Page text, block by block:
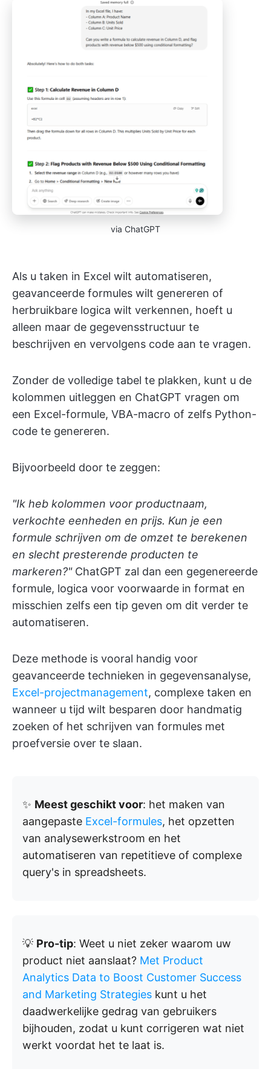
via ChatGPT
Als u taken in Excel wilt automatiseren,
geavanceerde formules wilt genereren of
herbruikbare logica wilt verkennen, hoeft u
alleen maar de gegevensstructuur te
beschrijven en vervolgens code aan te vragen.
Zonder de volledige tabel te plakken, kunt u de
kolommen uitleggen en ChatGPT vragen om
een Excel-formule, VBA-macro of zelfs Python-
code te genereren.
Bijvoorbeeld door te zeggen:
"Ik heb kolommen voor productnaam,
verkochte eenheden en prijs. Kun je een
formule schrijven om de omzet te berekenen
en slecht presterende producten te
markeren?"ChatGPT zal dan een gegenereerde
formule, logica voor voorwaarde in format en
misschien zelfs een tip geven om dit verder te
automatiseren.
Deze methode is vooral handig voor
geavanceerde technieken in gegevensanalyse,
Excel-projectmanagement, complexe taken en
wanneer u tijd wilt besparen door handmatig
zoeken of het schrijven van formules met
proefversie over te slaan.
✨ Meest geschikt voor: het maken van
aangepaste Excel-formules, het opzetten
van analysewerkstroom en het
automatiseren van repetitieve of complexe
query's in spreadsheets.
💡 Pro-tip: Weet u niet zeker waarom uw
product niet aanslaat? Met Product
Analytics Data to Boost Customer Success
and Marketing Strategies kunt u het
daadwerkelijke gedrag van gebruikers
bijhouden, zodat u kunt corrigeren wat niet
werkt voordat het te laat is.